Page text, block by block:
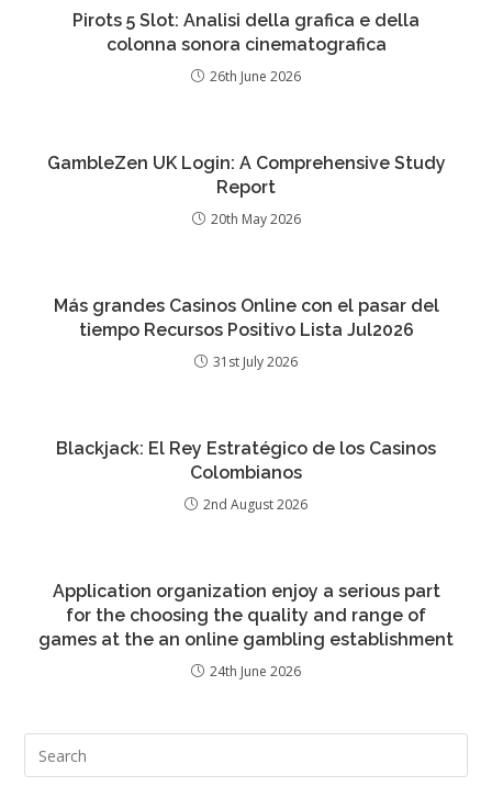
Pirots 5 Slot: Analisi della grafica e della
colonna sonora cinematografica
26th June 2026
GambleZen UK Login: A Comprehensive Study
Report
20th May 2026
Más grandes Casinos Online con el pasar del
tiempo Recursos Positivo Lista Jul2026
31st July 2026
Blackjack: El Rey Estratégico de los Casinos
Colombianos
2nd August 2026
Application organization enjoy a serious part
for the choosing the quality and range of
games at the an online gambling establishment
24th June 2026